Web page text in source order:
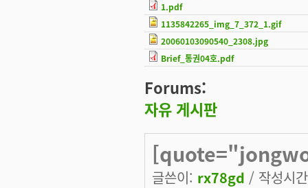
1.pdf
1135842265_img_7_372_1.gif
20060103090540_2308.jpg
Brief_통권04호.pdf
Forums:
자유 게시판
글쓴이: rx78gd / 작성시